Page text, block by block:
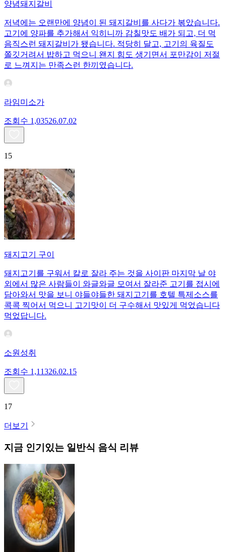
양념돼지갈비
저녁에는 오랜만에 양념이 된 돼지갈비를 사다가 볶았습니다.
고기에 양파를 추가해서 익히니까 감칠맛도 배가 되고, 더 먹
음직스런 돼지갈비가 됐습니다. 적당히 달고, 고기의 육질도
쫄깃거려서 밥하고 먹으니 왠지 힘도 생기면서 포만감이 저절
로 느껴지는 만족스런 한끼였습니다.
라임미소가
조회수 1,03526.07.02
15
돼지고기 구이
돼지고기를 구워서 칼로 잘라 주는 것을 사이판 마지막 날 야
외에서 많은 사람들이 와글와글 모여서 잘라준 고기를 접시에
담아와서 맛을 보니 야들야들한 돼지고기를 호텔 특제소스를
콕콕 찍어서 먹으니 고기맛이 더 구수해서 맛있게 먹었습니다
먹었답니다.
소원성취
조회수 1,11326.02.15
17
더보기
지금 인기있는 일반식 음식 리뷰